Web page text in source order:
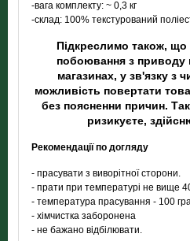
-вага комплекту: ~ 0,3 кг
-склад: 100% текстурований
Підкреслимо також,
побоювання з приводу
магазинах, у зв'язку з
можливість повертати
без поясненни причин.
ризикуєте,
Рекомендації по догляду
- прасувати з виворітної сторони.
- прати при температурі не вище
- температура прасування - 100
- хімчистка заборонена
- не бажано відбілювати.